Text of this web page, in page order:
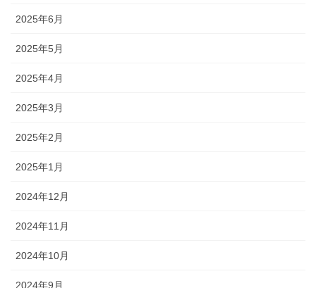
2025年6月
2025年5月
2025年4月
2025年3月
2025年2月
2025年1月
2024年12月
2024年11月
2024年10月
2024年9月